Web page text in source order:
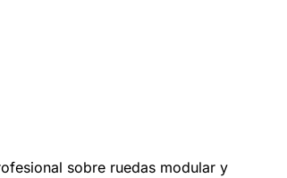
sobre ruedas modular y